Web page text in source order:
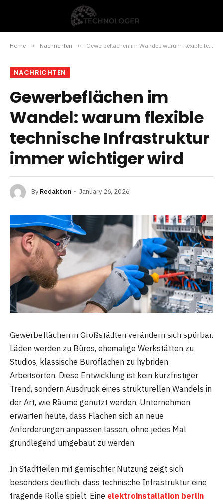
Home » Nachrichten » Gewerbeflächen im Wandel: warum flexible technische Infrastruktur immer wichtiger wird
NACHRICHTEN
Gewerbeflächen im
Wandel: warum flexible
technische Infrastruktur
immer wichtiger wird
By Redaktion January 26, 2026
Gewerbeflächen in Großstädten verändern sich spürbar.
Läden werden zu Büros, ehemalige Werkstätten zu
Studios, klassische Büroflächen zu hybriden
Arbeitsorten. Diese Entwicklung ist kein kurzfristiger
Trend, sondern Ausdruck eines strukturellen Wandels in
der Art, wie Räume genutzt werden. Unternehmen
erwarten heute, dass Flächen sich an neue
Anforderungen anpassen lassen, ohne jedes Mal
grundlegend umgebaut zu werden.
In Stadtteilen mit gemischter Nutzung zeigt sich
besonders deutlich, dass technische Infrastruktur eine
tragende Rolle spielt. Eine elektroinstallation berlin